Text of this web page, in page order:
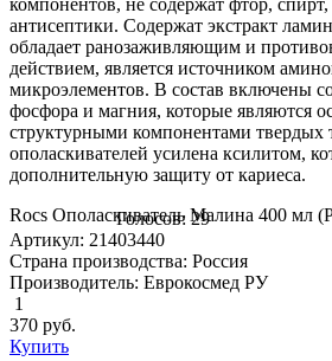
антисептики. Содержат экстракт
обладает ранозаживляющим и
действием, является источником
микроэлементов. В состав включены
фосфора и магния, которые являются
структурными компонентами твердых
ополаскивателей усилена ксилитом,
дополнительную защиту от кариеса.
Rocs Ополаскиватель Малина 400 мл
Голосов: 29
Артикул: 21403440
Страна производства: Россия
Производитель: Еврокосмед РУ
1
370 руб.
Купить